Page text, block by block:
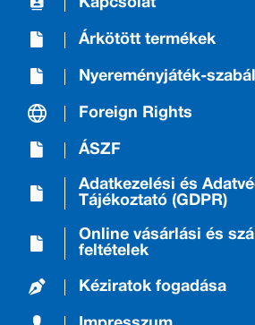
Árkötött termékek
Nyereményjáték-
Foreign Rights
ÁSZF
Adatkezelési és
Tájékoztató (GDPR)
Online vásárlási és
feltételek
Kéziratok fogadása